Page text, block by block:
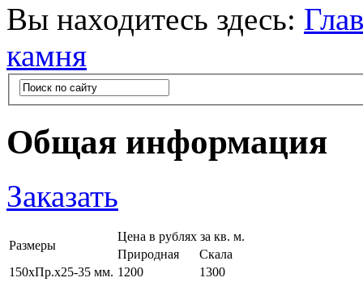
Вы находитесь здесь:
камня
Общая информация
Заказать
Размеры
Цена в рублях за кв. м.
Природная
Скала
150хПр.х25-35 мм. 1200
1300